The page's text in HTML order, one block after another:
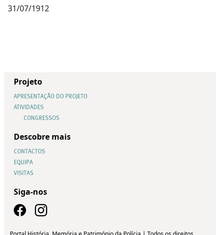
31/07/1912
Projeto
APRESENTAÇÃO DO PROJETO
ATIVIDADES
CONGRESSOS
Descobre mais
CONTACTOS
EQUIPA
VISITAS
Siga-nos